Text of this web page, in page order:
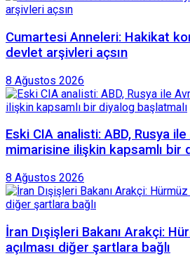
Cumartesi Anneleri: Hakikat
devlet arşivleri açsın
8 Ağustos 2026
Eski CIA analisti: ABD, Rusya
mimarisine ilişkin kapsamlı bir
8 Ağustos 2026
İran Dışişleri Bakanı Arakçi:
açılması diğer şartlara bağlı